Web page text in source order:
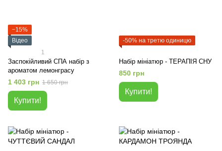
−15%
Відео
1
Заспокійливий СПА набір з
ароматом лемонграсу
1 403 грн 1 650 грн
Купити!
-50% на третю одиницю
Набір мініатюр - ТЕРАПІЯ СНУ
850 грн
Купити!